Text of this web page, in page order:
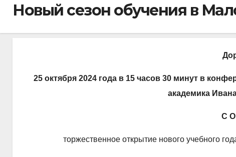
Новый сезон обучения в
25 октября 2024 года в 15 часов 30 минут в
академика
С О
торжественное открытие нового учебного